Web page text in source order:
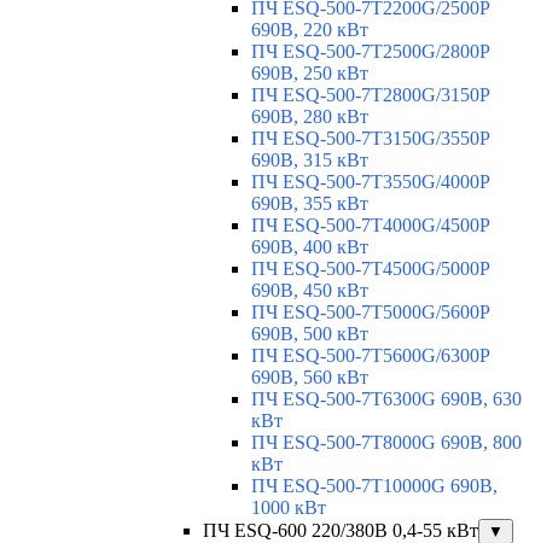
ПЧ ESQ-500-7T2200G/2500P
690В, 220 кВт
ПЧ ESQ-500-7T2500G/2800P
690В, 250 кВт
ПЧ ESQ-500-7T2800G/3150P
690В, 280 кВт
ПЧ ESQ-500-7T3150G/3550P
690В, 315 кВт
ПЧ ESQ-500-7T3550G/4000P
690В, 355 кВт
ПЧ ESQ-500-7T4000G/4500P
690В, 400 кВт
ПЧ ESQ-500-7T4500G/5000P
690В, 450 кВт
ПЧ ESQ-500-7T5000G/5600P
690В, 500 кВт
ПЧ ESQ-500-7T5600G/6300P
690В, 560 кВт
ПЧ ESQ-500-7T6300G 690В, 630
кВт
ПЧ ESQ-500-7T8000G 690В, 800
кВт
ПЧ ESQ-500-7T10000G 690В,
1000 кВт
ПЧ ESQ-600 220/380В 0,4-55 кВт
▼